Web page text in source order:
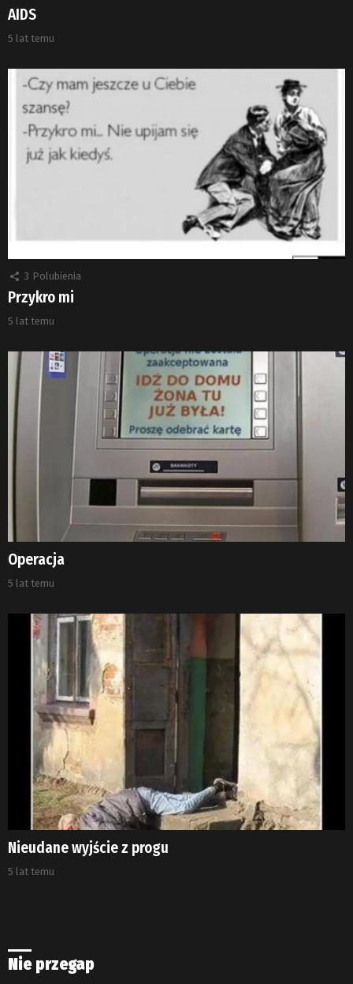
AIDS
5 lat temu
3 Polubienia
Przykro mi
5 lat temu
Operacja
5 lat temu
Nieudane wyjście z progu
5 lat temu
Nie przegap